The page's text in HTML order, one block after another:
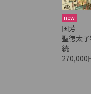
new
国芳
聖徳太
続
270,000